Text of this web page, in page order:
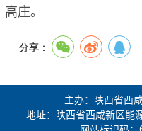
高庄。
分享：
主办：陕西省西
地址：陕西省西咸新区能